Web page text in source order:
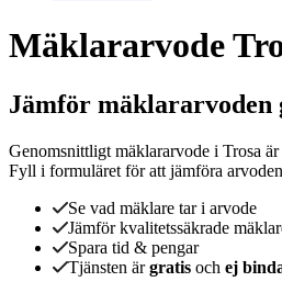
Mäklararvode
Jämför mäklararvoden
Genomsnittligt mäklararvode i Trosa är
Fyll i formuläret för att jämföra
Se vad mäklare tar i arvode
Jämför kvalitetssäkrade
Spara tid & pengar
Tjänsten ärgratis och ej